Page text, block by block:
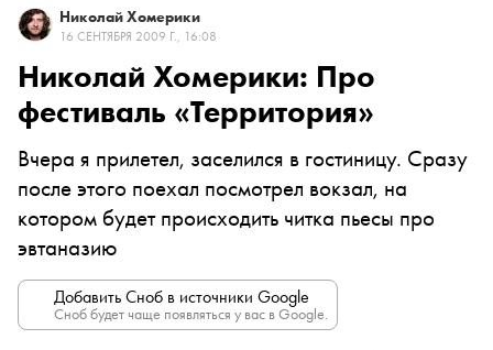
Николай Хомерики
16 СЕНТЯБРЯ 2009 Г., 16:08
Николай Хомерики: Про
фестиваль «Территория»
Вчера я прилетел, заселился в гостиницу. Сразу
после этого поехал посмотрел вокзал, на
котором будет происходить читка пьесы про
эвтаназию
Добавить Сноб в источники Google
Сноб будет чаще появляться у вас в Google.